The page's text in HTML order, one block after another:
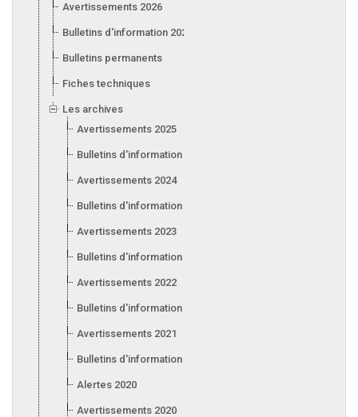
Avertissements 2026
Bulletins d'information 2026
Bulletins permanents
Fiches techniques
Les archives
Avertissements 2025
Bulletins d'information 2025
Avertissements 2024
Bulletins d'information 2024
Avertissements 2023
Bulletins d'information 2023
Avertissements 2022
Bulletins d'information 2022
Avertissements 2021
Bulletins d'information 2021
Alertes 2020
Avertissements 2020